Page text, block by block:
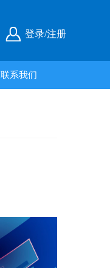
登录/注册
联系我们